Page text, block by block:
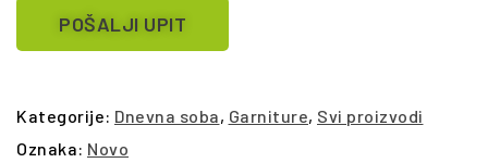
POŠALJI UPIT
Kategorije: Dnevna soba, Garniture, Svi proizvodi
Oznaka: Novo